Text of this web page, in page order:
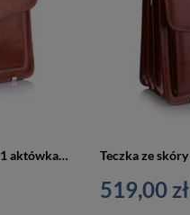
Teczka skórzana męska Tizano TS11 aktówka do pracy A4 brązowa
519,00 zł